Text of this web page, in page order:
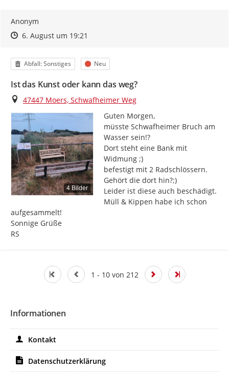
Anonym
Zeitpunkt des Erstellens
Zeitpunkt des Erstellens
6. August um 19:21
Kategorie
Abfall: Sonstiges Status
Neu
Ist das Kunst oder kann das weg?
Ort
47447 Moers, Schwafheimer Weg
4 Bilder
Guten Morgen,
müsste Schwafheimer Bruch am
Wasser sein!?
Dort steht eine Bank mit
Widmung ;)
befestigt mit 2 Radschlössern.
Gehört die dort hin?;)
Leider ist diese auch beschädigt.
Müll & Kippen habe ich schon
aufgesammelt!
Sonnige Grüße
RS
1 - 10 von 212
Informationen
Kontakt
Datenschutzerklärung